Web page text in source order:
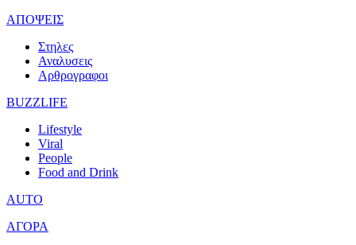
ΑΠΟΨΕΙΣ
Στηλες
Αναλυσεις
Αρθρογραφοι
BUZZLIFE
Lifestyle
Viral
People
Food and Drink
AUTO
ΑΓΟΡΑ